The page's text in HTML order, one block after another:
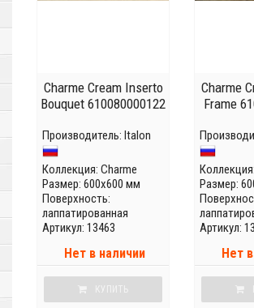
Charme Cream Inserto
Bouquet 610080000122
Производитель: Italon
Коллекция: Charme
Размер: 600x600 мм
Поверхность:
лаппатированная
Артикул: 13463
Нет в наличии
КУПИТЬ
Charme
Frame
Коллекция:
Размер:
Артикул:
Нет